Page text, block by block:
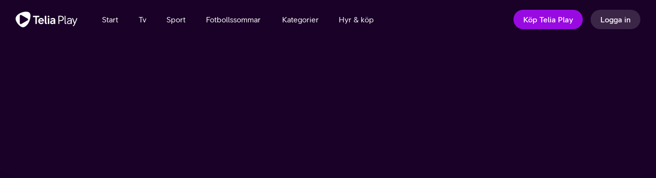
Start Tv Sport Fotbollssommar Kategorier Hyr & köp Köp Telia Play Logga in